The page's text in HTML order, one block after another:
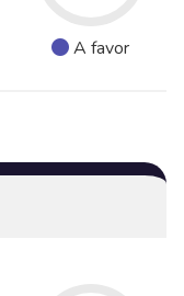
A favor